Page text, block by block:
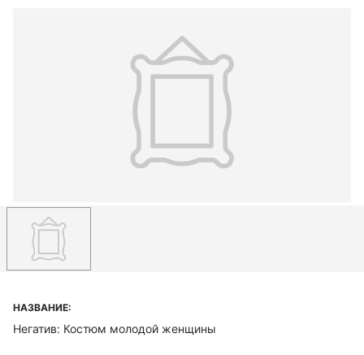
НАЗВАНИЕ:
Негатив: Костюм молодой женщины